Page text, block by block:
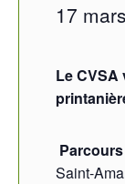
17
Le
Saint-